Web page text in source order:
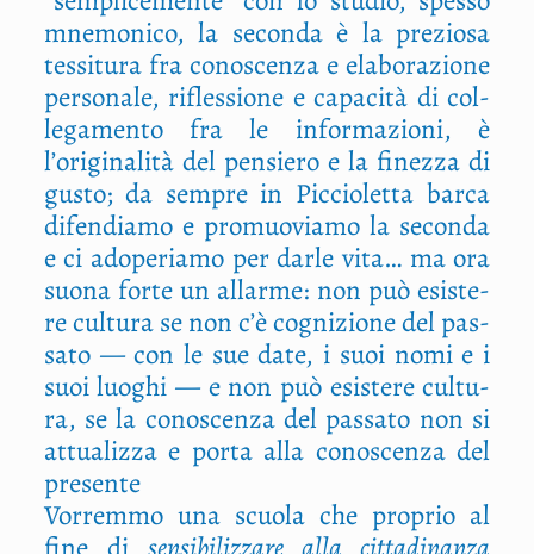
mne­mo­ni­co, la secon­da è la pre­zio­sa
tes­si­tu­ra fra cono­scen­za e ela­bo­ra­zio­ne
per­so­na­le, rifles­sio­ne e capa­ci­tà di col­
le­ga­men­to fra le infor­ma­zio­ni, è
l’originalità del pen­sie­ro e la finez­za di
gusto; da sem­pre in Pic­cio­let­ta bar­ca
difen­dia­mo e pro­muo­via­mo la secon­da
e ci ado­pe­ria­mo per dar­le vita… ma ora
suo­na for­te un allar­me: non può esi­ste­
re cul­tu­ra se non c’è cogni­zio­ne del pas­
sa­to — con le sue date, i suoi nomi e i
suoi luo­ghi — e non può esi­ste­re cul­tu­
ra, se la cono­scen­za del pas­sa­to non si
attua­liz­za e por­ta alla cono­scen­za del
presente
Vor­rem­mo una scuo­la che pro­prio al